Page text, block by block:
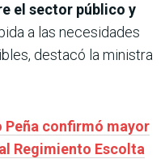
el sector público y
a las necesidades
destacó la ministra
Peña confirmó mayor
Regimiento Escolta